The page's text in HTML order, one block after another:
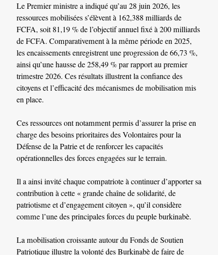
Le Premier ministre a indiqué qu’au 28 juin 2026, les
ressources mobilisées s’élèvent à 162,388 milliards de
FCFA, soit 81,19 % de l’objectif annuel fixé à 200 milliards
de FCFA. Comparativement à la même période en 2025,
les encaissements enregistrent une progression de 66,73 %,
ainsi qu’une hausse de 258,49 % par rapport au premier
trimestre 2026. Ces résultats illustrent la confiance des
citoyens et l’efficacité des mécanismes de mobilisation mis
en place.
Ces ressources ont notamment permis d’assurer la prise en
charge des besoins prioritaires des Volontaires pour la
Défense de la Patrie et de renforcer les capacités
opérationnelles des forces engagées sur le terrain.
Il a ainsi invité chaque compatriote à continuer d’apporter sa
contribution à cette « grande chaîne de solidarité, de
patriotisme et d’engagement citoyen », qu’il considère
comme l’une des principales forces du peuple burkinabè.
La mobilisation croissante autour du Fonds de Soutien
Patriotique illustre la volonté des Burkinabè de faire de